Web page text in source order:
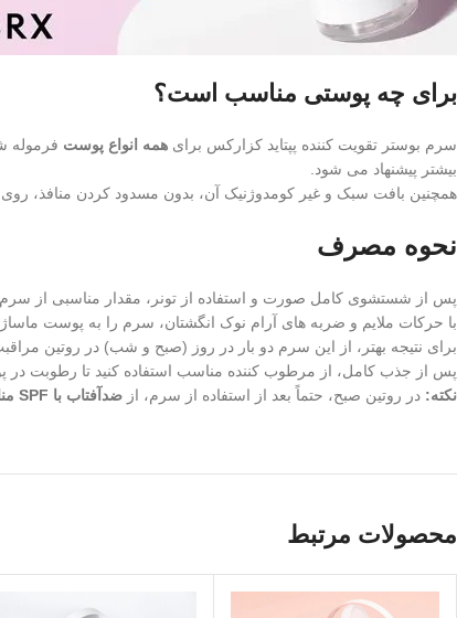
برای چه پوستی مناسب است؟
سرم بوستر تقویت کننده پپتاید کزارکس برای همه انواع پوست فرموله
بیشتر پیشنهاد می شود.
همچنین بافت سبک و غیر کومدوژنیک آن، بدون مسدود کردن
نحوه مصرف
پس از شستشوی کامل صورت و استفاده از تونر، مقدار مناسبی از
با حرکات ملایم و ضربه‌ های آرام نوک انگشتان، سرم را به پوست
برای نتیجه بهتر، از این سرم دو بار در روز (صبح و شب) در روتین
پس از جذب کامل، از مرطوب‌ کننده مناسب استفاده کنید تا رطوبت
نکته: در روتین صبح، حتماً بعد از استفاده از سرم، از ضدآفتاب با SPF مناسب
محصولات مرتبط